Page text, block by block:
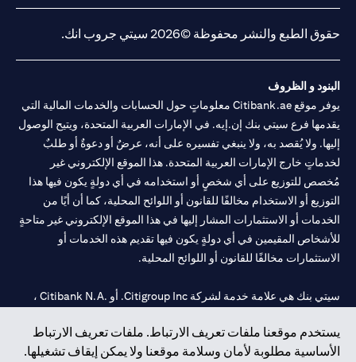
يستخدم موقعنا ملفات تعريف الارتباط. ملفات تعريف الارتباط
الأساسية مطلوبة لأمان وسلامة موقعنا ولا يمكن إيقاف تشغيلها.
حقوق الطبع والنشر محفوظة ©2026 سيتي جروب انك.
البنود و الظروف
يوفر موقع Citibank.ae معلوماتٍ حول الحسابات والخدمات المالية التي
يقدمها فرع سيتي بنك إن.إيه. في الإمارات العربية المتحدة، ويتيح الوصول
إليها. ولا يُقصد به، ولا ينبغي تفسيره على أنه، عرضٌ أو دعوةٌ أو طلبٌ
لخدماتٍ خارج الإمارات العربية المتحدة. هذا الموقع الإلكتروني غير
مُخصص للتوزيع على أي شخصٍ أو استخدامه في أي دولةٍ يكون فيها هذا
التوزيع أو الاستخدام مخالفًا للقانون أو اللوائح المحلية، كما أن أيًا من
الخدمات أو الاستثمارات المشار إليها في هذا الموقع الإلكتروني غير متاحةٍ
للأشخاص المقيمين في أي دولةٍ يكون فيها تقديم هذه الخدمات أو
الاستثمارات مخالفًا للقانون أو اللوائح المحلية.
سيتي بنك هي علامة خدمة لشركة Citigroup Inc. أو .Citibank N.A ،
سيتي بنك إن. إيه. الإمارات مسجل لدى مصرف الإمارات المركزي تحت